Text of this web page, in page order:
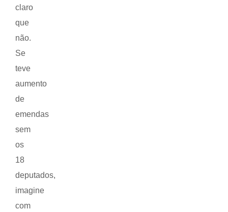
claro
que
não.
Se
teve
aumento
de
emendas
sem
os
18
deputados,
imagine
com